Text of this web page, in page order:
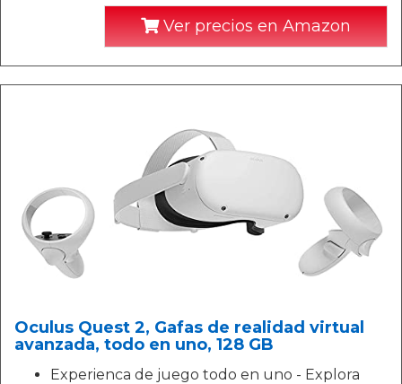
Ver precios en Amazon
Oculus Quest 2, Gafas de realidad virtual
avanzada, todo en uno, 128 GB
Experienca de juego todo en uno - Explora